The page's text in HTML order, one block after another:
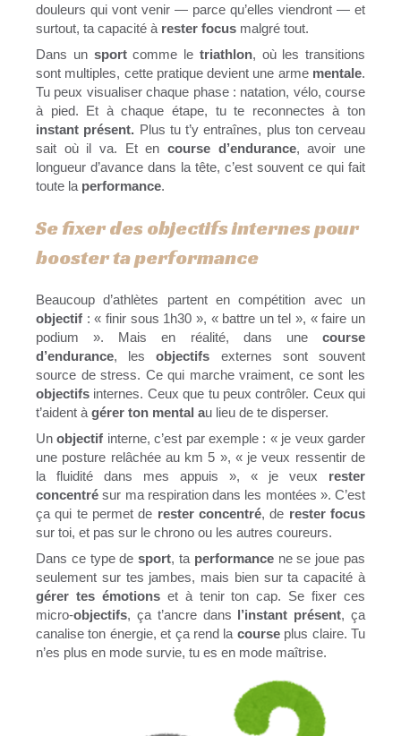
douleurs qui vont venir — parce qu’elles viendront — et
surtout, ta capacité à rester focus malgré tout.
Dans un sportcomme le triathlon, où les transitions
sont multiples, cette pratique devient une arme mentale.
Tu peux visualiser chaque phase : natation, vélo, course
à pied. Et à chaque étape, tu te reconnectes à ton
instant présent. Plus tu t’y entraînes, plus ton cerveau
sait où il va. Et en course d’endurance, avoir une
longueur d’avance dans la tête, c’est souvent ce qui fait
toute la performance.
Se fixer des objectifs internes pour
booster ta performance
Beaucoup d’athlètes partent en compétition avec un
objectif : « finir sous 1h30 », « battre un tel », « faire un
podium ». Mais en réalité, dans unecourse
d’endurance, lesobjectifs externes sont souvent
source de stress. Ce qui marche vraiment, ce sont les
objectifs internes. Ceux que tu peux contrôler. Ceux qui
t’aident à gérer ton mental au lieu de te disperser.
Unobjectif interne, c’est par exemple : « je veux garder
une posture relâchée au km 5 », « je veux ressentir de
la fluidité dans mes appuis », « je veux rester
concentré sur ma respiration dans les montées ». C’est
ça qui te permet de rester concentré, de rester focus
sur toi, et pas sur le chrono ou les autres coureurs.
Dans ce type desport, ta performance ne se joue pas
seulement sur tes jambes, mais bien sur ta capacité à
gérer tes émotionset à tenir ton cap. Se fixer ces
micro-objectifs, ça t’ancre dans l’instant présent, ça
canalise ton énergie, et ça rend la courseplus claire. Tu
n’es plus en mode survie, tu es en mode maîtrise.